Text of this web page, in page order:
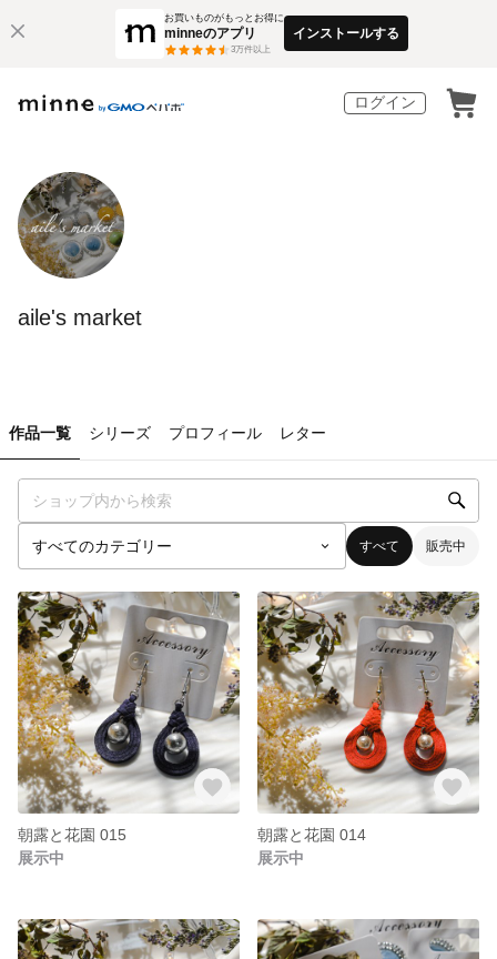
お買いものがもっとお得に
minneのアプリ
3万件以上
インストールする
ログイン
aile's market
作品一覧 シリーズ プロフィール レター
すべて 販売中
朝露と花園 015
展示中
朝露と花園 014
展示中